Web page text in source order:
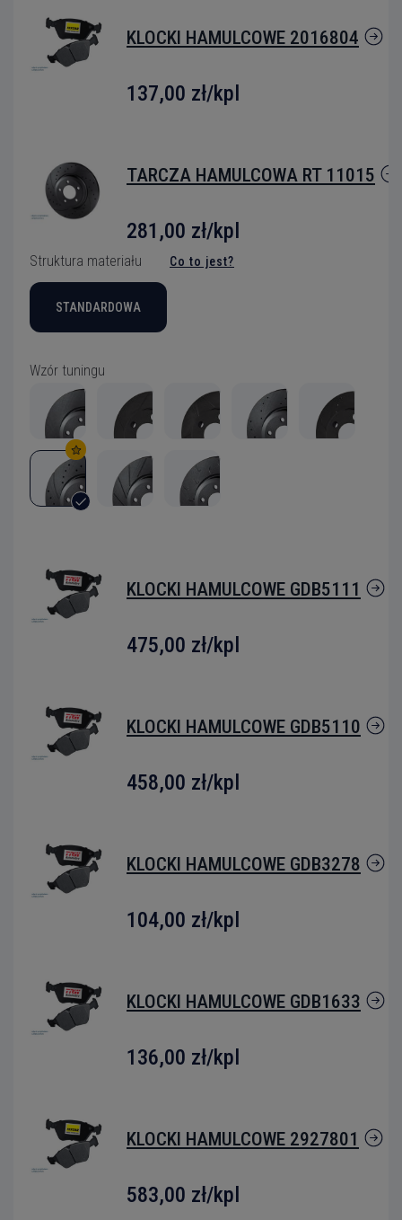
KLOCKI HAMULCOWE 2016804
137,00 zł/kpl
TARCZA HAMULCOWA RT 11015
281,00 zł/kpl
Struktura materiału Co to jest?
STANDARDOWA
Wzór tuningu
KLOCKI HAMULCOWE GDB5111
475,00 zł/kpl
KLOCKI HAMULCOWE GDB5110
458,00 zł/kpl
KLOCKI HAMULCOWE GDB3278
104,00 zł/kpl
KLOCKI HAMULCOWE GDB1633
136,00 zł/kpl
KLOCKI HAMULCOWE 2927801
583,00 zł/kpl